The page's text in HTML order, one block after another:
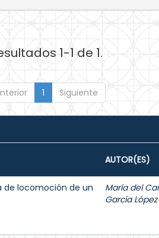
1-1 de 1.
1 Siguiente
AUTOR(ES)
de locomoción de un
María del
García López